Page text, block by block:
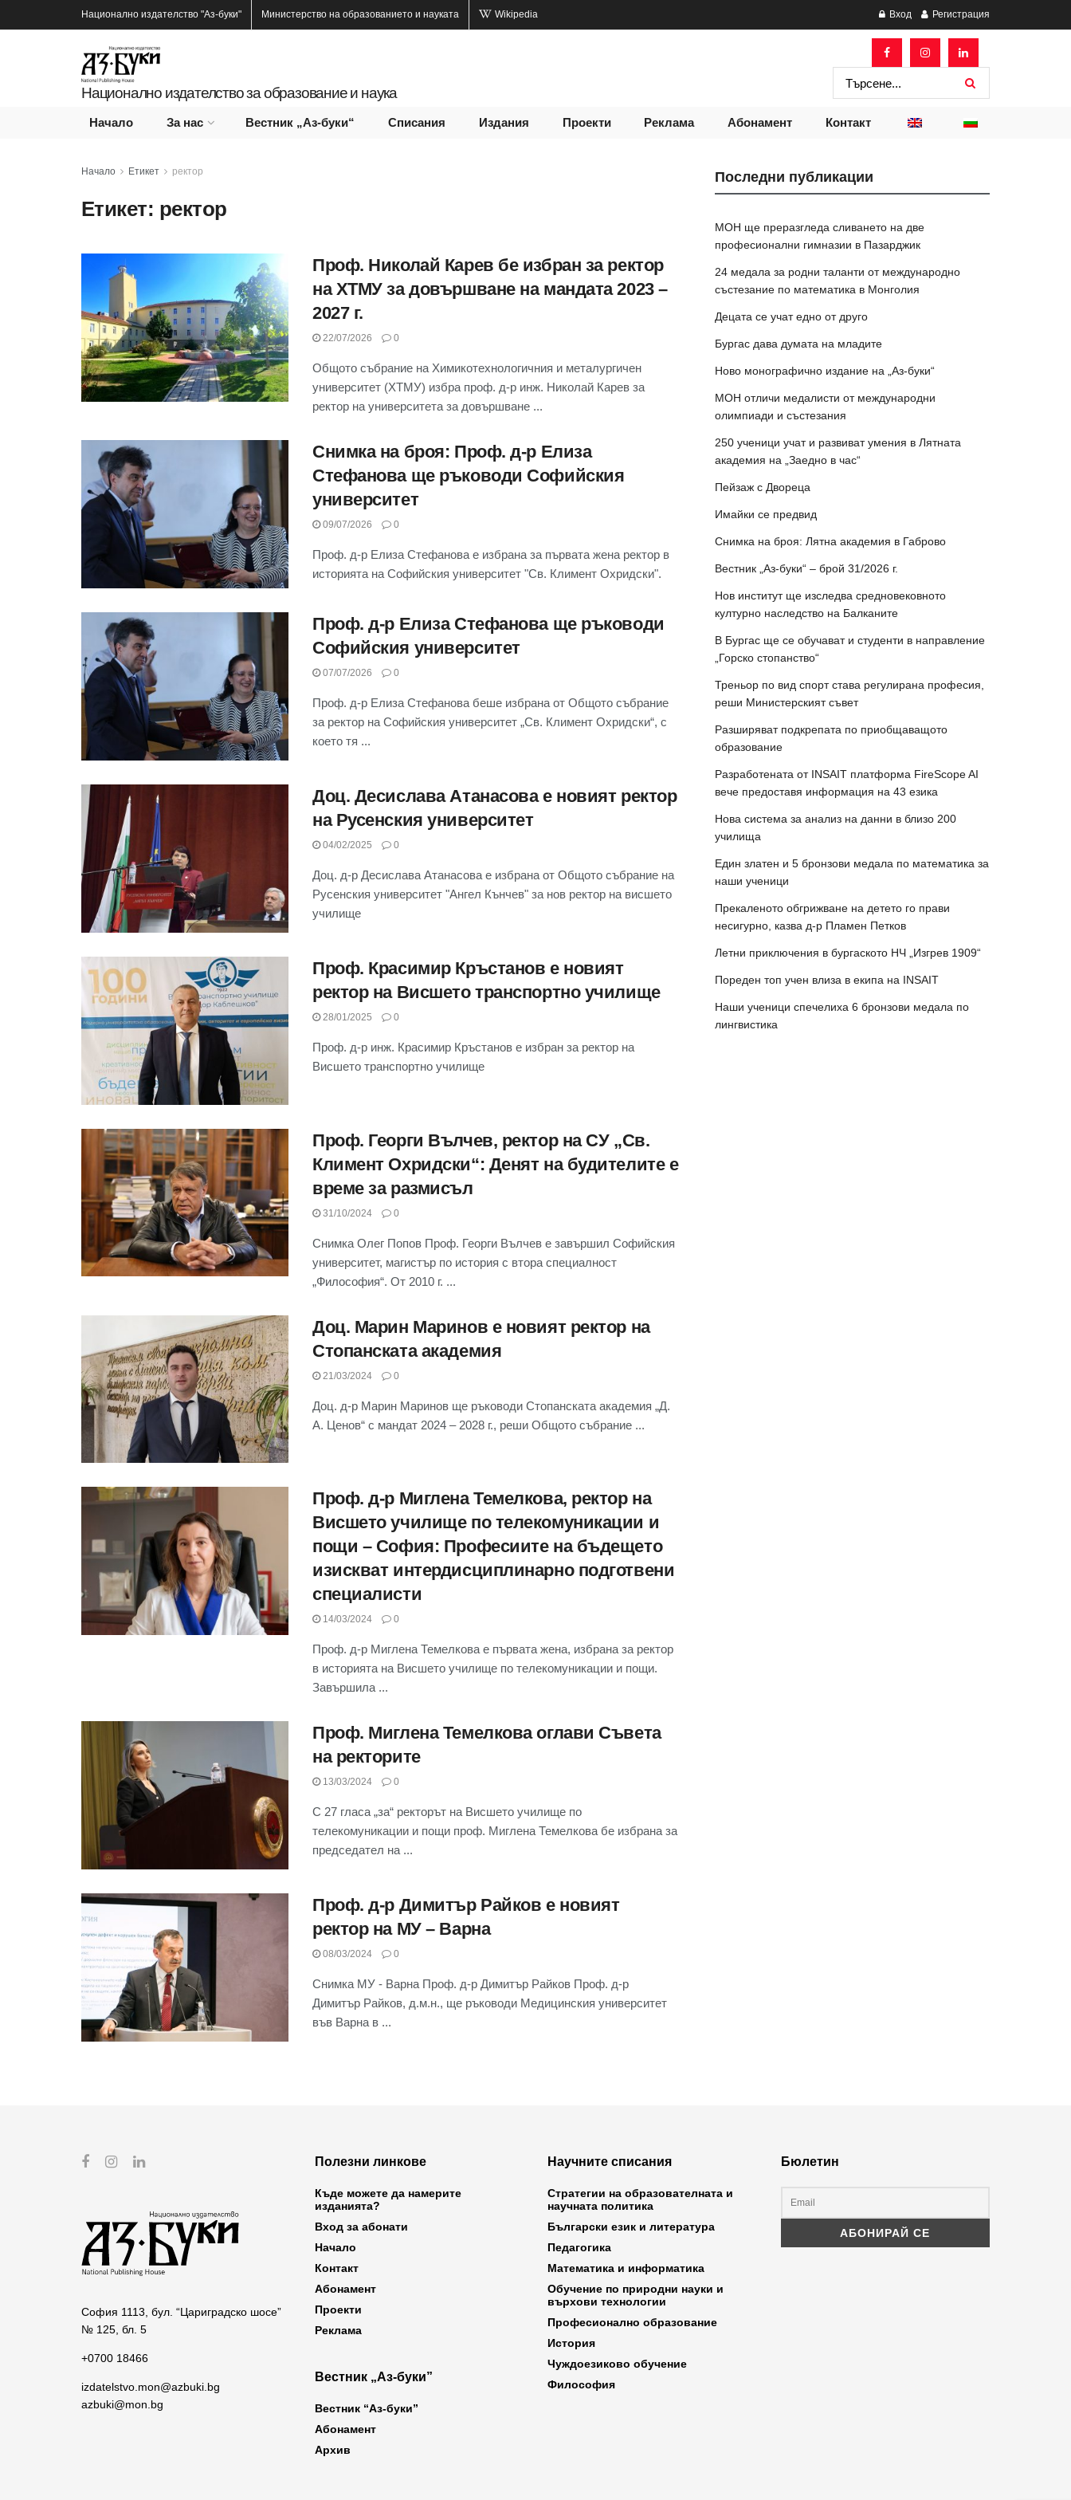
Национално издателство "Аз-буки" Министерство на образованието и науката Wikipedia Вход Регистрация
Национално издателство за образование и наука
Начало За нас Вестник „Аз-буки“ Списания Издания Проекти Реклама Абонамент Контакт
Начало Етикет ректор
Етикет: ректор
Проф. Николай Карев бе избран за ректор
на ХТМУ за довършване на мандата 2023 –
2027 г.
22/07/2026 0
Общото събрание на Химикотехнологичния и металургичен
университет (ХТМУ) избра проф. д-р инж. Николай Карев за
ректор на университета за довършване ...
Снимка на броя: Проф. д-р Елиза
Стефанова ще ръководи Софийския
университет
09/07/2026 0
Проф. д-р Елиза Стефанова е избрана за първата жена ректор в
историята на Софийския университет "Св. Климент Охридски".
Проф. д-р Елиза Стефанова ще ръководи
Софийския университет
07/07/2026 0
Проф. д-р Елиза Стефанова беше избрана от Общото събрание
за ректор на Софийския университет „Св. Климент Охридски“, с
което тя ...
Доц. Десислава Атанасова е новият ректор
на Русенския университет
04/02/2025 0
Доц. д-р Десислава Атанасова е избрана от Общото събрание на
Русенския университет "Ангел Кънчев" за нов ректор на висшето
училище
Проф. Красимир Кръстанов е новият
ректор на Висшето транспортно училище
28/01/2025 0
Проф. д-р инж. Красимир Кръстанов е избран за ректор на
Висшето транспортно училище
Проф. Георги Вълчев, ректор на СУ „Св.
Климент Охридски“: Денят на будителите е
време за размисъл
31/10/2024 0
Снимка Олег Попов Проф. Георги Вълчев е завършил Софийския
университет, магистър по история с втора специалност
„Философия“. От 2010 г. ...
Доц. Марин Маринов е новият ректор на
Стопанската академия
21/03/2024 0
Доц. д-р Марин Маринов ще ръководи Стопанската академия „Д.
А. Ценов“ с мандат 2024 – 2028 г., реши Общото събрание ...
Проф. д-р Миглена Темелкова, ректор на
Висшето училище по телекомуникации и
пощи – София: Професиите на бъдещето
изискват интердисциплинарно подготвени
специалисти
14/03/2024 0
Проф. д-р Миглена Темелкова е първата жена, избрана за ректор
в историята на Висшето училище по телекомуникации и пощи.
Завършила ...
Проф. Миглена Темелкова оглави Съвета
на ректорите
13/03/2024 0
С 27 гласа „за“ ректорът на Висшето училище по
телекомуникации и пощи проф. Миглена Темелкова бе избрана за
председател на ...
Проф. д-р Димитър Райков е новият
ректор на МУ – Варна
08/03/2024 0
Снимка МУ - Варна Проф. д-р Димитър Райков Проф. д-р
Димитър Райков, д.м.н., ще ръководи Медицинския университет
във Варна в ...
Последни публикации
МОН ще преразгледа сливането на две
професионални гимназии в Пазарджик
24 медала за родни таланти от международно
състезание по математика в Монголия
Децата се учат едно от друго
Бургас дава думата на младите
Ново монографично издание на „Аз-буки“
МОН отличи медалисти от международни
олимпиади и състезания
250 ученици учат и развиват умения в Лятната
академия на „Заедно в час“
Пейзаж с Двореца
Имайки се предвид
Снимка на броя: Лятна академия в Габрово
Вестник „Аз-буки“ – брой 31/2026 г.
Нов институт ще изследва средновековното
културно наследство на Балканите
В Бургас ще се обучават и студенти в направление
„Горско стопанство“
Треньор по вид спорт става регулирана професия,
реши Министерският съвет
Разширяват подкрепата по приобщаващото
образование
Разработената от INSAIT платформа FireScope AI
вече предоставя информация на 43 езика
Нова система за анализ на данни в близо 200
училища
Един златен и 5 бронзови медала по математика за
наши ученици
Прекаленото обгрижване на детето го прави
несигурно, казва д-р Пламен Петков
Летни приключения в бургаското НЧ „Изгрев 1909“
Пореден топ учен влиза в екипа на INSAIT
Наши ученици спечелиха 6 бронзови медала по
лингвистика
София 1113, бул. “Цариградско шосе”
№ 125, бл. 5
+0700 18466
izdatelstvo.mon@azbuki.bg
azbuki@mon.bg
Полезни линкове
Къде можете да намерите
изданията?
Вход за абонати
Начало
Контакт
Абонамент
Проекти
Реклама
Вестник „Аз-буки”
Вестник “Аз-буки”
Абонамент
Архив
Научните списания
Стратегии на образователната и
научната политика
Български език и литература
Педагогика
Математика и информатика
Обучение по природни науки и
върхови технологии
Професионално образование
История
Чуждоезиково обучение
Философия
Бюлетин